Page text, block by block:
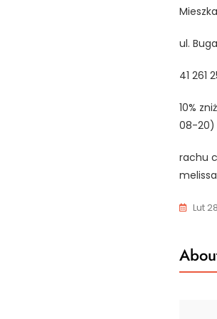
ul.
41 261
10%
08-20)
rachu
Lut